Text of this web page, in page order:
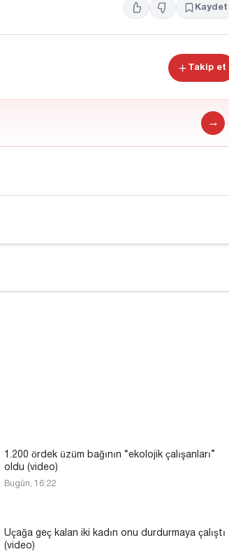
Kaydet
Takip et
→
1.200 ördek üzüm bağının “ekolojik çalışanları”
oldu (video)
Bugün, 16:22
Uçağa geç kalan iki kadın onu durdurmaya çalıştı
(video)